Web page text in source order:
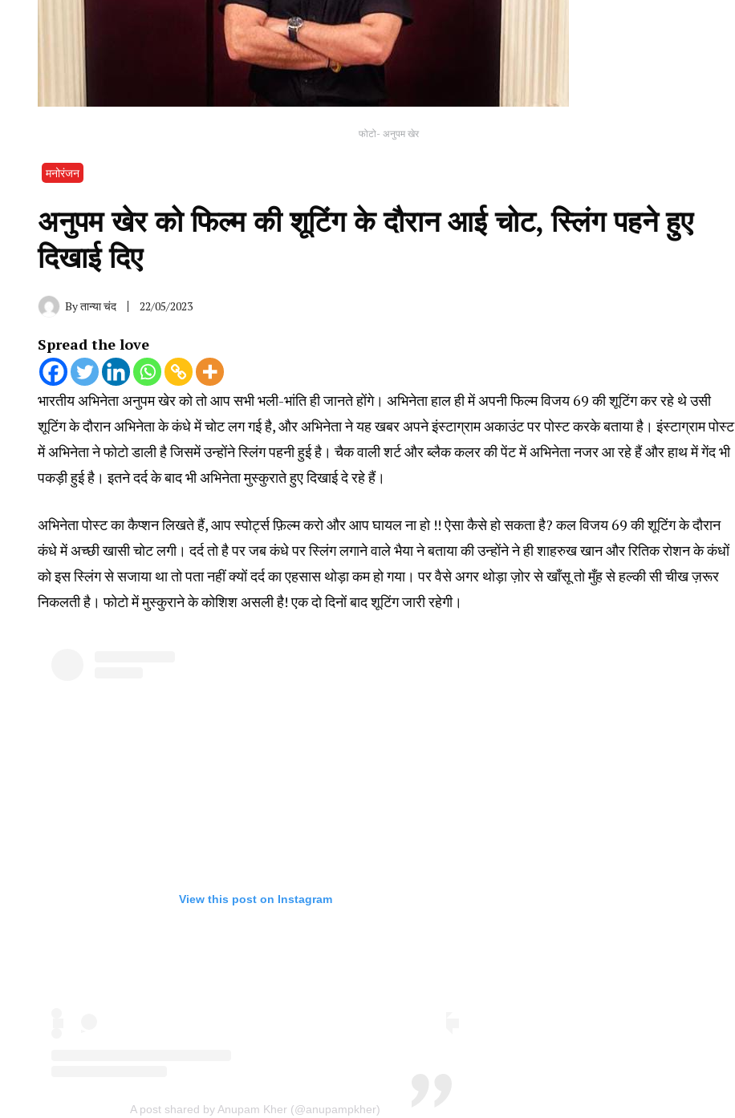
फोटो- अनुपम खेर
मनोरंजन
अनुपम खेर को‌ फिल्म की शूटिंग के दौरान आई चोट, स्लिंग पहने हुए
दिखाई दिए
Byतान्या चंद 22/05/2023
Spread the love
भारतीय अभिनेता अनुपम खेर को तो आप सभी भली-भांति ही जानते होंगे। अभिनेता हाल ही में अपनी फिल्म विजय 69 की शूटिंग कर रहे थे उसी
शूटिंग के दौरान अभिनेता के कंधे में चोट लग गई है, और अभिनेता ने यह खबर अपने इंस्टाग्राम अकाउंट पर पोस्ट करके बताया है। इंस्टाग्राम पोस्ट
में अभिनेता ने फोटो डाली है जिसमें उन्होंने स्लिंग पहनी हुई है। चैक वाली शर्ट और ब्लैक कलर की पेंट में अभिनेता नजर आ रहे हैं और हाथ में गेंद भी
पकड़ी हुई है। इतने दर्द के बाद भी अभिनेता मुस्कुराते हुए दिखाई दे रहे हैं।
अभिनेता पोस्ट का कैप्शन लिखते हैं, आप स्पोर्ट्स फ़िल्म करो और आप घायल ना हो !! ऐसा कैसे हो सकता है? कल विजय 69 की शूटिंग के दौरान
कंधे में अच्छी खासी चोट लगी। दर्द तो है पर जब कंधे पर स्लिंग लगाने वाले भैया ने बताया की उन्होंने ने ही शाहरुख खान और रितिक रोशन के कंधों
को इस स्लिंग से सजाया था तो पता नहीं क्यों दर्द का एहसास थोड़ा कम हो गया। पर वैसे अगर थोड़ा ज़ोर से खाँसू तो मुँह से हल्की सी चीख ज़रूर
निकलती है। फोटो में मुस्कुराने के कोशिश असली है! एक दो दिनों बाद शूटिंग जारी रहेगी।
View this post on Instagram
A post shared by Anupam Kher (@anupampkher)